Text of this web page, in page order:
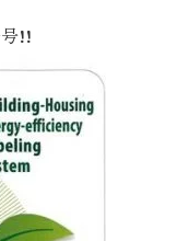
!!